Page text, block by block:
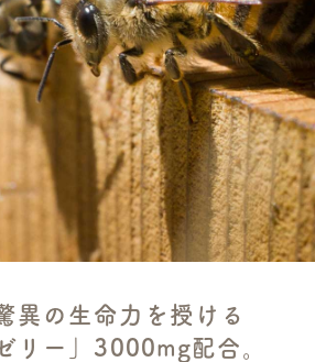
異の生命力を授ける
リー」3000mg配合。